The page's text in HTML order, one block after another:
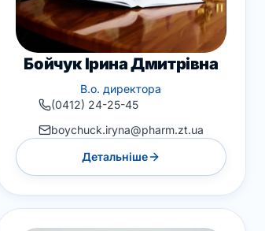
Бойчук Ірина Дмитрівна
В.о. директора
(0412) 24-25-45
boychuck.iryna@pharm.zt.ua
Детальніше